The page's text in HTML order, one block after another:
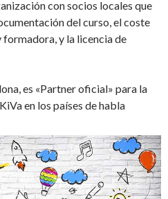
con socios locales que
del curso, el coste
y la licencia de
es «Partner oficial» para la
en los países de habla